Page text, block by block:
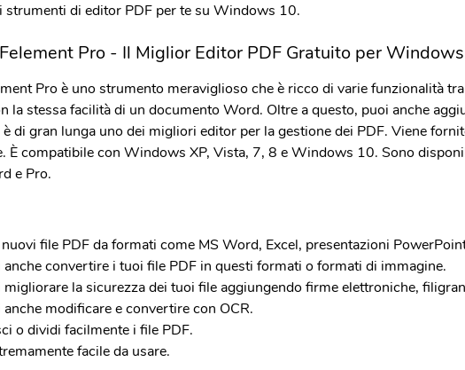
strumenti di editor PDF per te su Windows 10.
Pro - Il Miglior Editor PDF Gratuito per
Pro è uno strumento meraviglioso che è ricco di varie funzionalità
la stessa facilità di un documento Word. Oltre a questo, puoi anche
è di gran lunga uno dei migliori editor per la gestione dei PDF. Viene
È compatibile con Windows XP, Vista, 7, 8 e Windows 10. Sono
e Pro.
file PDF da formati come MS Word, Excel, presentazioni
anche convertire i tuoi file PDF in questi formati o formati di immagine.
migliorare la sicurezza dei tuoi file aggiungendo firme elettroniche,
anche modificare e convertire con OCR.
o dividi facilmente i file PDF.
facile da usare.